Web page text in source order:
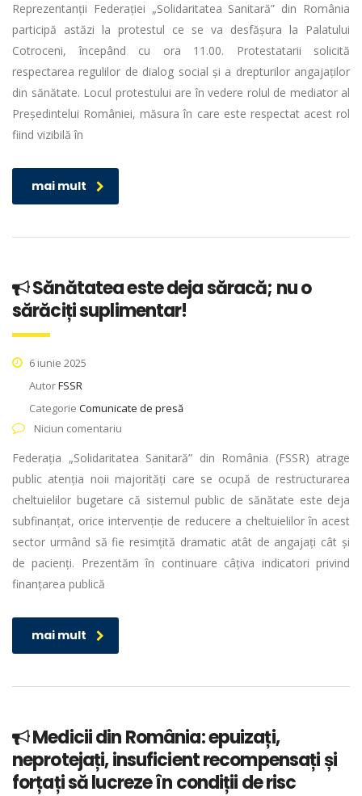
Reprezentanții Federației „Solidaritatea Sanitară” din România
participă astăzi la protestul ce se va desfășura la Palatului
Cotroceni, începând cu ora 11.00. Protestatarii solicită
respectarea regulilor de dialog social și a drepturilor angajaților
din sănătate. Locul protestului are în vedere rolul de mediator al
Președintelui României, măsura în care este respectat acest rol
fiind vizibilă în
mai mult
Sănătatea este deja săracă; nu o
sărăciți suplimentar!
6 iunie 2025
AutorFSSR
Categorie Comunicate de presă
Niciun comentariu
Federația „Solidaritatea Sanitară” din România (FSSR) atrage
public atenția noii majorități care se ocupă de restructurarea
cheltuielilor bugetare că sistemul public de sănătate este deja
subfinanțat, orice intervenție de reducere a cheltuielilor în acest
sector urmând să fie resimțită dramatic atât de angajați cât și
de pacienți. Prezentăm în continuare câțiva indicatori privind
finanțarea publică
mai mult
Medicii din România: epuizați,
neprotejați, insuficient recompensați și
forțați să lucreze în condiții de risc